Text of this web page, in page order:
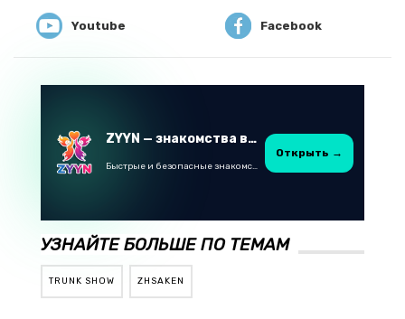
Youtube Facebook
ZYYN — знакомства в Казахстане
Быстрые и безопасные знакомства в Telegram
Открыть →
УЗНАЙТЕ БОЛЬШЕ ПО ТЕМАМ
TRUNK SHOW ZHSAKEN